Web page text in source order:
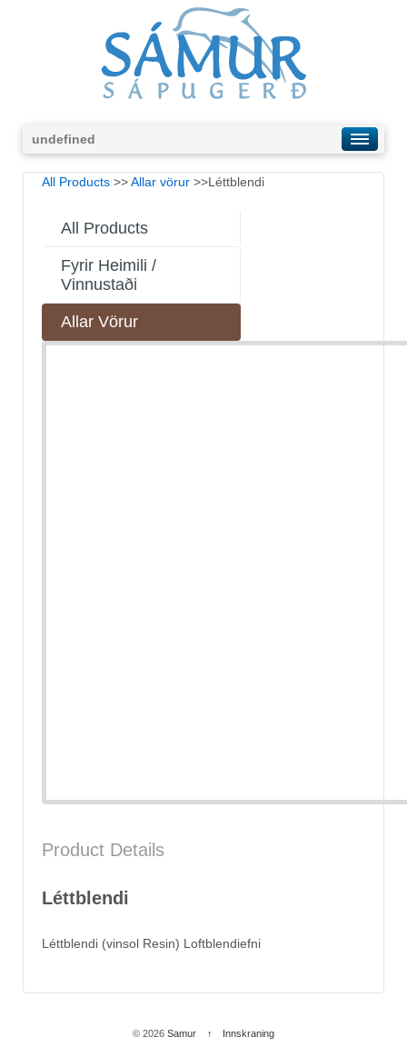
undefined
All Products >>Allar vörur >>Léttblendi
All Products
Fyrir Heimili /
Vinnustaði
Allar Vörur
Product Details
Léttblendi
Léttblendi (vinsol Resin) Loftblendiefni
© 2026 Samur ↑ Innskraning